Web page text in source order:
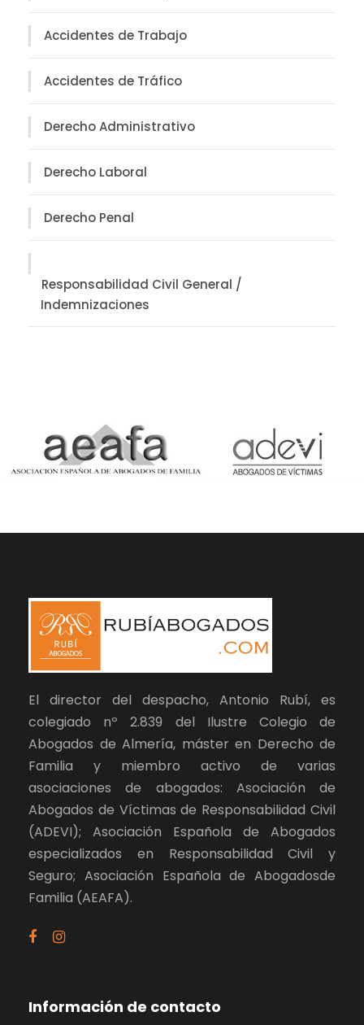
Accidentes de Trabajo
Accidentes de Tráfico
Derecho Administrativo
Derecho Laboral
Derecho Penal
Responsabilidad Civil General /
Indemnizaciones
El director del despacho, Antonio Rubí, es
colegiado nº 2.839 del Ilustre Colegio de
Abogados de Almería, máster en Derecho de
Familia y miembro activo de varias
asociaciones de abogados: Asociación de
Abogados de Víctimas de Responsabilidad Civil
(ADEVI); Asociación Española de Abogados
especializados en Responsabilidad Civil y
Seguro; Asociación Española de Abogadosde
Familia (AEAFA).
Información de contacto